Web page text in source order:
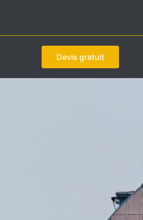
Devis gratuit